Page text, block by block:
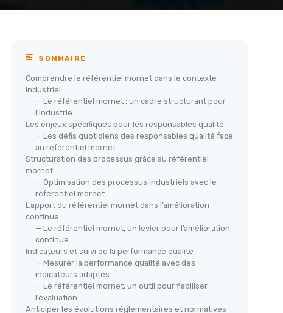
SOMMAIRE
Comprendre le référentiel mornet dans le contexte
industriel
— Le référentiel mornet : un cadre structurant pour
l’industrie
Les enjeux spécifiques pour les responsables qualité
— Les défis quotidiens des responsables qualité face
au référentiel mornet
Structuration des processus grâce au référentiel
mornet
— Optimisation des processus industriels avec le
référentiel mornet
L’apport du référentiel mornet dans l’amélioration
continue
— Le référentiel mornet, un levier pour l’amélioration
continue
Indicateurs et suivi de la performance qualité
— Mesurer la performance qualité avec des
indicateurs adaptés
— Le référentiel mornet, un outil pour fiabiliser
l’évaluation
Anticiper les évolutions réglementaires et normatives